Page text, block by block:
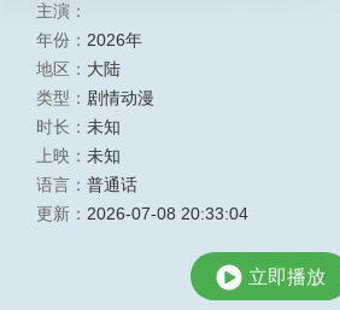
主演：
年份： 2026年
地区： 大陆
类型： 剧情动漫
时长： 未知
上映： 未知
语言： 普通话
更新： 2026-07-08 20:33:04
立即播放